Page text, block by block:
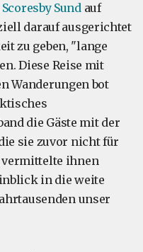
Scoresby Sundauf
darauf ausgerichtet
zu geben, "lange
Diese Reise mit
Wanderungen bot
die Gäste mit der
sie zuvor nicht für
vermittelte ihnen
in die weite
unser